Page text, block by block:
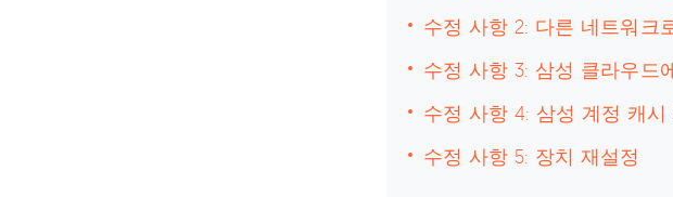
수정 사항 2: 다른 네트워크
수정 사항 3: 삼성 클라우드
수정 사항 4: 삼성 계정 캐시
수정 사항 5: 장치 재설정